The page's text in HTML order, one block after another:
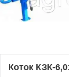
Коток КЗК-